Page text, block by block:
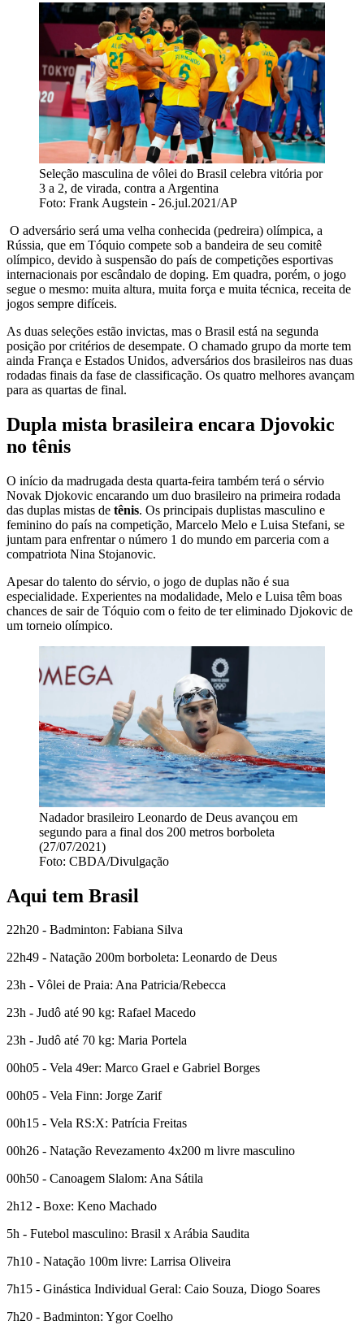
Seleção masculina de vôlei do Brasil celebra vitória por
3 a 2, de virada, contra a Argentina
Foto: Frank Augstein - 26.jul.2021/AP
O adversário será uma velha conhecida (pedreira) olímpica, a
Rússia, que em Tóquio compete sob a bandeira de seu comitê
olímpico, devido à suspensão do país de competições esportivas
internacionais por escândalo de doping. Em quadra, porém, o jogo
segue o mesmo: muita altura, muita força e muita técnica, receita de
jogos sempre difíceis.
As duas seleções estão invictas, mas o Brasil está na segunda
posição por critérios de desempate. O chamado grupo da morte tem
ainda França e Estados Unidos, adversários dos brasileiros nas duas
rodadas finais da fase de classificação. Os quatro melhores avançam
para as quartas de final.
Dupla mista brasileira encara Djovokic
no tênis
O início da madrugada desta quarta-feira também terá o sérvio
Novak Djokovic encarando um duo brasileiro na primeira rodada
das duplas mistas de tênis. Os principais duplistas masculino e
feminino do país na competição, Marcelo Melo e Luisa Stefani, se
juntam para enfrentar o número 1 do mundo em parceria com a
compatriota Nina Stojanovic.
Apesar do talento do sérvio, o jogo de duplas não é sua
especialidade. Experientes na modalidade, Melo e Luisa têm boas
chances de sair de Tóquio com o feito de ter eliminado Djokovic de
um torneio olímpico.
Nadador brasileiro Leonardo de Deus avançou em
segundo para a final dos 200 metros borboleta
(27/07/2021)
Foto: CBDA/Divulgação
Aqui tem Brasil
22h20 - Badminton: Fabiana Silva
22h49 - Natação 200m borboleta: Leonardo de Deus
23h - Vôlei de Praia: Ana Patricia/Rebecca
23h - Judô até 90 kg: Rafael Macedo
23h - Judô até 70 kg: Maria Portela
00h05 - Vela 49er: Marco Grael e Gabriel Borges
00h05 - Vela Finn: Jorge Zarif
00h15 - Vela RS:X: Patrícia Freitas
00h26 - Natação Revezamento 4x200 m livre masculino
00h50 - Canoagem Slalom: Ana Sátila
2h12 - Boxe: Keno Machado
5h - Futebol masculino: Brasil x Arábia Saudita
7h10 - Natação 100m livre: Larrisa Oliveira
7h15 - Ginástica Individual Geral: Caio Souza, Diogo Soares
7h20 - Badminton: Ygor Coelho